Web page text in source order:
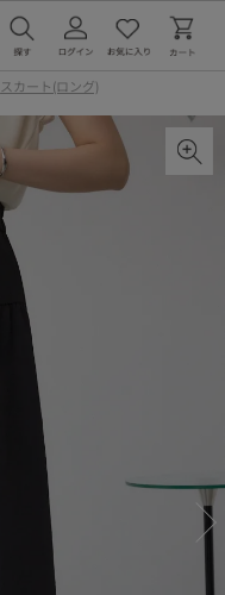
スカート(ロング)